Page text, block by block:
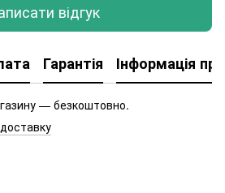
відгук
Гарантія Інформація
— безкоштовно.